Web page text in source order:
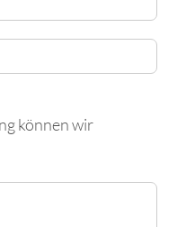
können wir